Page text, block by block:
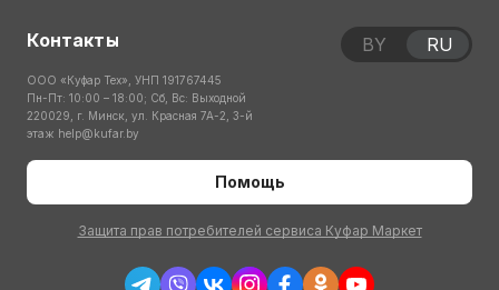
Контакты
ООО «Куфар Тех», УНП 191767445
Пн-Пт: 10:00 – 18:00; Сб, Вс: Выходной
220029, г. Минск, ул. Красная 7А-2, 3-й
этаж help@kufar.by
Помощь
Защита прав потребителей сервиса Куфар Маркет
BY RU